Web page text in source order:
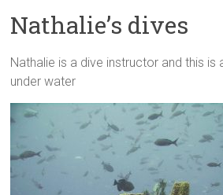
Nathalie’s dives
Nathalie is a dive instructor and this is
under water